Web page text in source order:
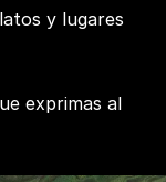
y lugares
exprimas al